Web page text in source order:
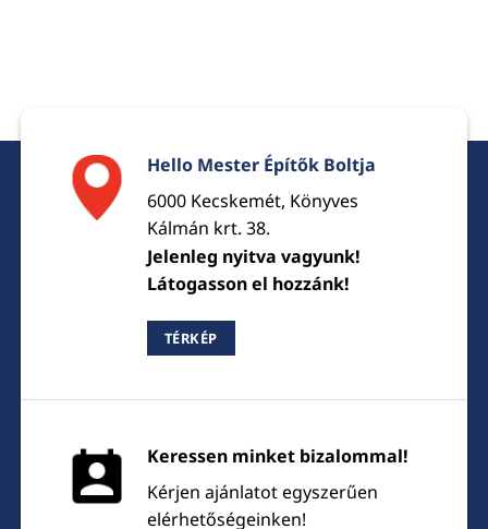
Hello Mester Építők Boltja
6000 Kecskemét, Könyves
Kálmán krt. 38.
Jelenleg nyitva vagyunk!
Látogasson el hozzánk!
TÉRKÉP
Keressen minket bizalommal!
Kérjen ajánlatot egyszerűen
elérhetőségeinken!